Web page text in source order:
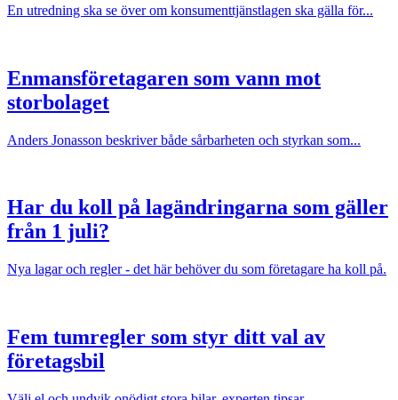
En utredning ska se över om konsumenttjänstlagen ska gälla för...
Enmansföretagaren som vann mot
storbolaget
Anders Jonasson beskriver både sårbarheten och styrkan som...
Har du koll på lagändringarna som gäller
från 1 juli?
Nya lagar och regler - det här behöver du som företagare ha koll på.
Fem tumregler som styr ditt val av
företagsbil